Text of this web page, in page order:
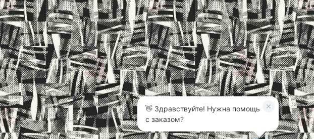
👋 Здравствуйте! Нужна помощь
с заказом?